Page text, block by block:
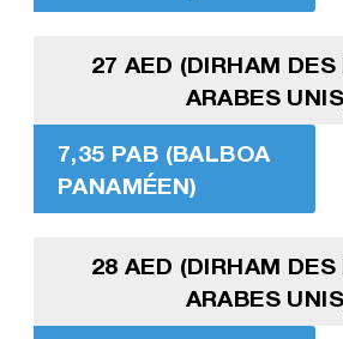
27 AED (DIRHAM DES
ARABES
7,35 PAB (BALBOA
PANAMÉEN)
28 AED (DIRHAM DES
ARABES